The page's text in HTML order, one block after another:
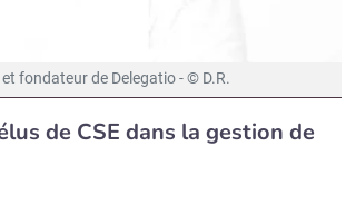
fondateur de Delegatio - © D.R.
de CSE dans la gestion de